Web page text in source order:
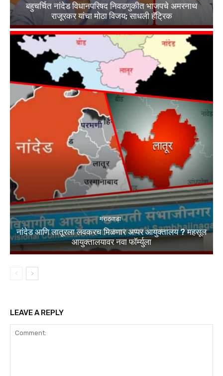
बहुचर्चित नांदेड विधानपरिषद निवडणुकीत भाजपचे अमरनाथ
राजूरकर यांचा मोठा विजय; साधली हॅट्रिक
मराठवाडा
नांदेड आणि लातूरला लवकरच मिळणार अप्पर आयुक्तालय ? महसूल
आयुक्तालयावर नवा फॉर्म्युला
LEAVE A REPLY